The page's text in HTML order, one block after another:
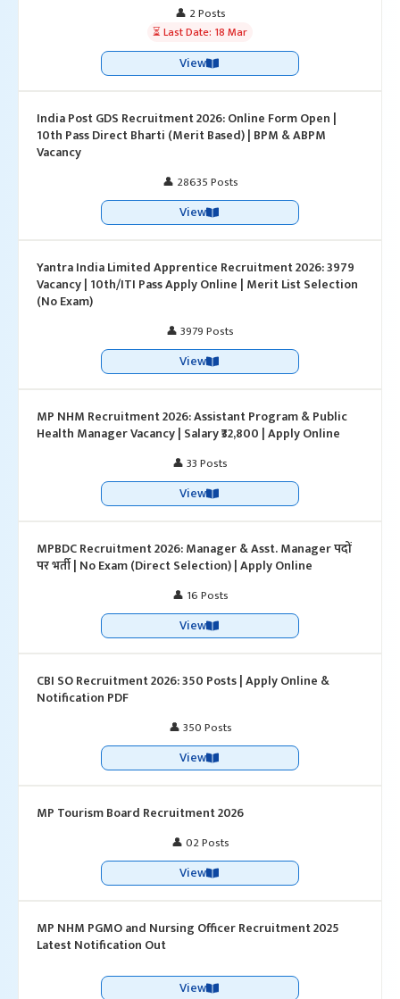
👤 2 Posts
⏳ Last Date: 18 Mar
View
India Post GDS Recruitment 2026: Online Form Open |
10th Pass Direct Bharti (Merit Based) | BPM & ABPM
Vacancy
👤 28635 Posts
View
Yantra India Limited Apprentice Recruitment 2026: 3979
Vacancy | 10th/ITI Pass Apply Online | Merit List Selection
(No Exam)
👤 3979 Posts
View
MP NHM Recruitment 2026: Assistant Program & Public
Health Manager Vacancy | Salary ₹32,800 | Apply Online
👤 33 Posts
View
MPBDC Recruitment 2026: Manager & Asst. Manager पदों
पर भर्ती | No Exam (Direct Selection) | Apply Online
👤 16 Posts
View
CBI SO Recruitment 2026: 350 Posts | Apply Online &
Notification PDF
👤 350 Posts
View
MP Tourism Board Recruitment 2026
👤 02 Posts
View
MP NHM PGMO and Nursing Officer Recruitment 2025
Latest Notification Out
View